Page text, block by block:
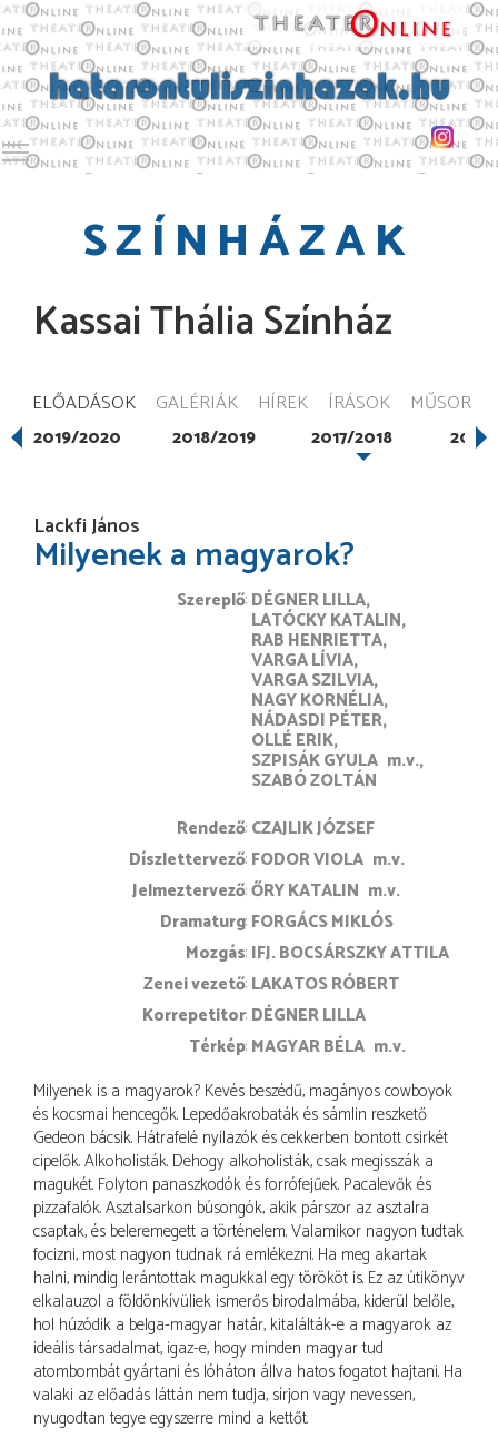
Toggle main menu visibility
SZÍNHÁZAK
Kassai Thália Színház
ELŐADÁSOK GALÉRIÁK HÍREK ÍRÁSOK MŰSOR
2019/2020 2018/2019 2017/2018
Lackfi János
Milyenek a magyarok?
Szereplő DÉGNER LILLA
LATÓCKY KATALIN
RAB HENRIETTA
VARGA LÍVIA
VARGA SZILVIA
NAGY KORNÉLIA
NÁDASDI PÉTER
OLLÉ ERIK
SZPISÁK GYULA m.v.
SZABÓ ZOLTÁN
rendező CZAJLIK JÓZSEF
díszlettervező FODOR VIOLA m.v.
jelmeztervező ŐRY KATALIN m.v.
dramaturg FORGÁCS MIKLÓS
mozgás IFJ. BOCSÁRSZKY ATTILA
zenei vezető LAKATOS RÓBERT
korrepetitor DÉGNER LILLA
térkép MAGYAR BÉLA m.v.
Milyenek is a magyarok? Kevés beszédű, magányos cowboyok
és kocsmai hencegők. Lepedőakrobaták és sámlin reszkető
Gedeon bácsik. Hátrafelé nyilazók és cekkerben bontott csirkét
cipelők. Alkoholisták. Dehogy alkoholisták, csak megisszák a
magukét. Folyton panaszkodók és forrófejűek. Pacalevők és
pizzafalók. Asztalsarkon búsongók, akik párszor az asztalra
csaptak, és beleremegett a történelem. Valamikor nagyon tudtak
focizni, most nagyon tudnak rá emlékezni. Ha meg akartak
halni, mindig lerántottak magukkal egy törököt is. Ez az útikönyv
elkalauzol a földönkívüliek ismerős birodalmába, kiderül belőle,
hol húzódik a belga-magyar határ, kitalálták-e a magyarok az
ideális társadalmat, igaz-e, hogy minden magyar tud
atombombát gyártani és lóháton állva hatos fogatot hajtani. Ha
valaki az előadás láttán nem tudja, sírjon vagy nevessen,
nyugodtan tegye egyszerre mind a kettőt.